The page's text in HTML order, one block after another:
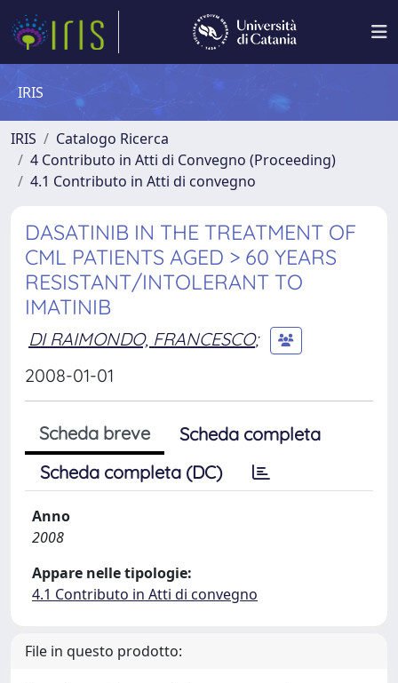
IRIS
IRIS
Catalogo Ricerca
4 Contributo in Atti di Convegno (Proceeding)
4.1 Contributo in Atti di convegno
DASATINIB IN THE TREATMENT OF
CML PATIENTS AGED > 60 YEARS
RESISTANT/INTOLERANT TO
IMATINIB
DI RAIMONDO, FRANCESCO;
2008-01-01
Scheda breve
Scheda completa
Scheda completa (DC)
Anno
2008
Appare nelle tipologie:
4.1 Contributo in Atti di convegno
File in questo prodotto: